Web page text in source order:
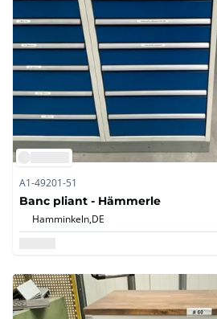
A1-49201-51
Banc pliant - Hämmerle
Hamminkeln,DE